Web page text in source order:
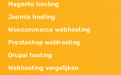
Magento hosting
Joomla hosting
Woocommerce webhosting
Prestashop webhosting
Drupal hosting
Webhosting vergelijken